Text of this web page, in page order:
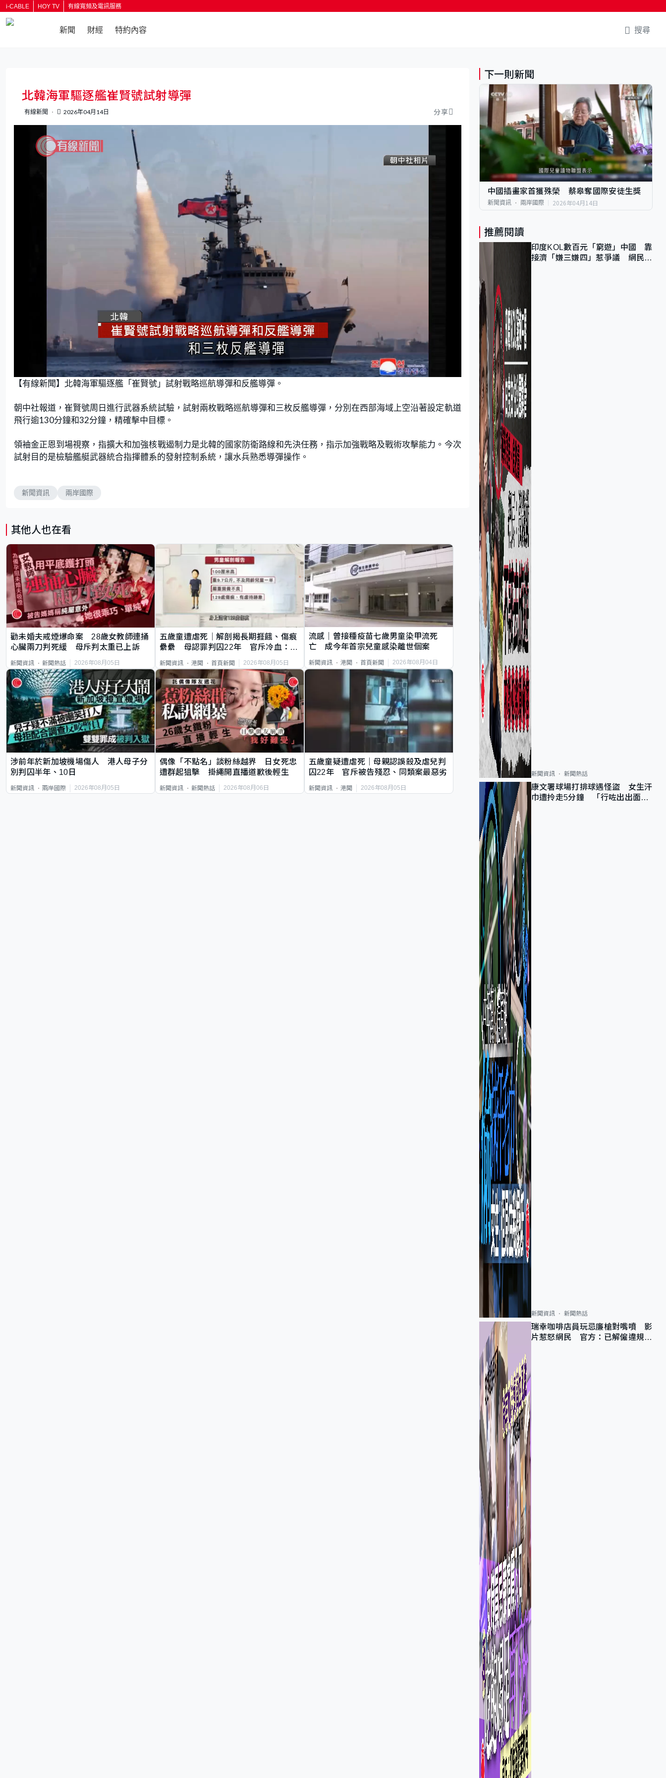
i-CABLE HOY TV 有線寬頻及電訊服務
新聞 財經 特約內容 搜尋
北韓海軍驅逐艦崔賢號試射導彈
有線新聞 2026年04月14日 分享
U
n
m
u
L
o
a
d
5
8
.
8
2
【有線新聞】北韓海軍驅逐艦「崔賢號」試射戰略巡航導彈和反艦導彈。
朝中社報道，崔賢號周日進行武器系統試驗，試射兩枚戰略巡航導彈和三枚反艦導彈，分別在西部海域上空沿著設定軌道
飛行逾130分鐘和32分鐘，精確擊中目標。
領袖金正恩到場視察，指擴大和加強核戰遏制力是北韓的國家防衛路線和先決任務，指示加強戰略及戰術攻擊能力。今次
試射目的是檢驗艦艇武器統合指揮體系的發射控制系統，讓水兵熟悉導彈操作。
新聞資訊 兩岸國際
其他人也在看
勸未婚夫戒煙爆命案 28歲女教師連捅
心臟兩刀判死緩 母斥判太重已上訴
新聞資訊 新聞熱話 2026年08月05日
五歲童遭虐死｜解剖揭長期捱餓、傷痕
纍纍 母認罪判囚22年 官斥冷血：同
新聞資訊 港聞 首頁新聞 2026年08月05日
流感｜曾接種疫苗七歲男童染甲流死
亡 成今年首宗兒童感染離世個案
新聞資訊 港聞 首頁新聞 2026年08月04日
涉前年於新加坡機場傷人 港人母子分
別判囚半年、10日
新聞資訊 兩岸國際 2026年08月05日
偶像「不點名」談粉絲越界 日女死忠
遭群起狙擊 掛繩開直播道歉後輕生
新聞資訊 新聞熱話 2026年08月06日
五歲童疑遭虐死｜母親認誤殺及虐兒判
囚22年 官斥被告殘忍、同類案最惡劣
新聞資訊 港聞 2026年08月05日
下一則新聞
中國插畫家首獲殊榮 蔡皋奪國際安徒生獎
新聞資訊 兩岸國際 2026年04月14日
推薦閱讀
印度KOL數百元「窮遊」中國 靠
接濟「嫌三嫌四」惹爭議 網民：
新聞資訊 新聞熱話
康文署球場打排球遇怪盜 女生汗
巾遭拎走5分鐘 「行咗出出面唔
新聞資訊 新聞熱話
瑞幸咖啡店員玩忌廉槍對嘴噴 影
片惹怒網民 官方：已解僱違規員